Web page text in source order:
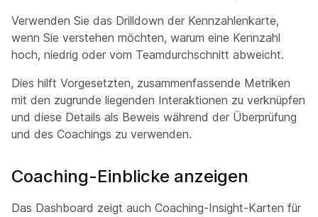
Verwenden Sie das Drilldown der Kennzahlenkarte,
wenn Sie verstehen möchten, warum eine Kennzahl
hoch, niedrig oder vom Teamdurchschnitt abweicht.
Dies hilft Vorgesetzten, zusammenfassende Metriken
mit den zugrunde liegenden Interaktionen zu verknüpfen
und diese Details als Beweis während der Überprüfung
und des Coachings zu verwenden.
Coaching-Einblicke anzeigen
Das Dashboard zeigt auch Coaching-Insight-Karten für